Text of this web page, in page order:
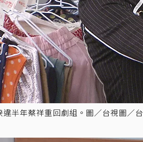
違半年蔡祥重回劇組。圖／台視圖／